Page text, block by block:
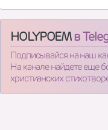
HOLYPOEMв
Подписывайся на наш
На канале найдете еще
христианских